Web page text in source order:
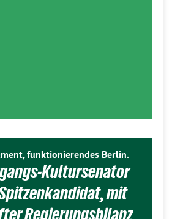
funktionierendes Berlin.
Kultursenator
mit
Regierungsbilanz